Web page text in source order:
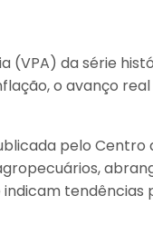
da série
o avanço
pelo